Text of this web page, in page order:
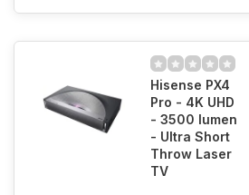
Hisense PX4
Pro - 4K UHD
- 3500 lumen
- Ultra Short
Throw Laser
TV